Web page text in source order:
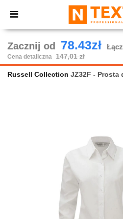
× Aplikacja Ntextil
Lepsze ceny w aplikacji!
Zacznij od 78.43zł
Cena detaliczna 147,01 zł
Russell Collection JZ32F - Prosta